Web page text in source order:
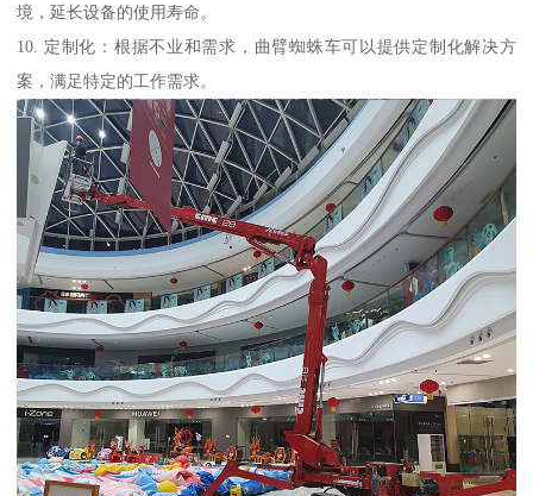
境，延长设备的使用寿命。
10. 定制化：根据不业和需求，曲臂蜘蛛车可以提供定制化解决方
案，满足特定的工作需求。